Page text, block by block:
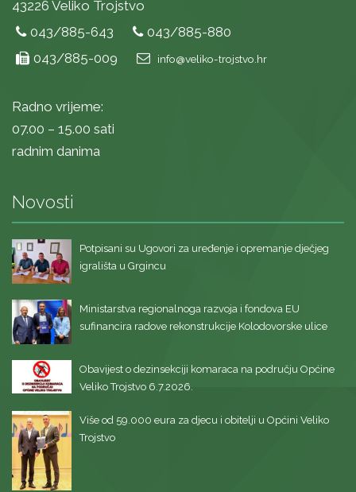
43226 Veliko Trojstvo
043/885-643
043/885-880
043/885-009
info@veliko-trojstvo.hr
Radno vrijeme:
07.00 – 15.00 sati
radnim danima
Novosti
Potpisani su Ugovori za uređenje i opremanje dječjeg
igrališta u Grgincu
Ministarstva regionalnoga razvoja i fondova EU
sufinancira radove rekonstrukcije Kolodovorske ulice
Obavijest o dezinsekciji komaraca na području Općine
Veliko Trojstvo 6.7.2026.
Više od 59.000 eura za djecu i obitelji u Općini Veliko
Trojstvo